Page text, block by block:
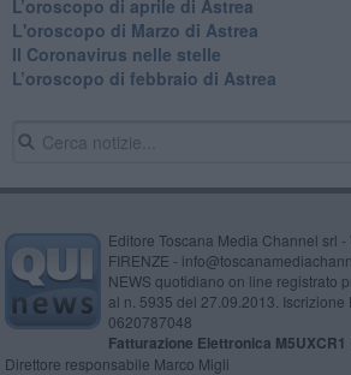
​L’oroscopo di aprile di Astrea
L'oroscopo di Marzo di Astrea
Il Coronavirus nelle stelle
​L’oroscopo di febbraio di Astrea
Editore Toscana Media Channel srl
FIRENZE -
NEWS quotidiano on line registrato
al n. 5935 del 27.09.2013. Iscrizione
0620787048
Fatturazione Elettronica M5UXCR1 |
Direttore responsabile Marco Migli